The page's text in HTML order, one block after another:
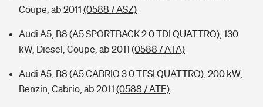
Coupe, ab 2011 (0588 / ASZ)
Audi A5, B8 (A5 SPORTBACK 2.0 TDI QUATTRO), 130
kW, Diesel, Coupe, ab 2011 (0588 / ATA)
Audi A5, B8 (A5 CABRIO 3.0 TFSI QUATTRO), 200 kW,
Benzin, Cabrio, ab 2011 (0588 / ATE)